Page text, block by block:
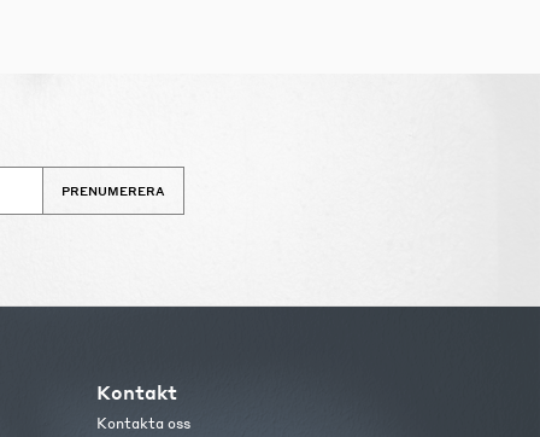
PRENUMERERA
Kontakt
Kontakta oss